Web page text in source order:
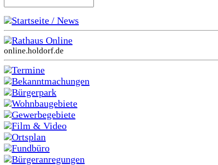
Startseite / News
Rathaus Online
online.holdorf.de
Termine
Bekanntmachungen
Bürgerpark
Wohnbaugebiete
Gewerbegebiete
Film & Video
Ortsplan
Fundbüro
Bürgeranregungen